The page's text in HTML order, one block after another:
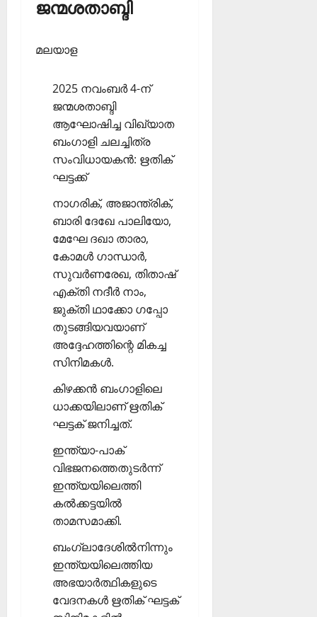
ജന്മശതാബ്ദി
മലയാള
2025 നവംബര്‍ 4-ന്
ജന്മശതാബ്ദി
ആഘോഷിച്ച വിഖ്യാത
ബംഗാളി ചലച്ചിത്ര
സംവിധായകന്‍: ഋതിക്
ഘട്ടക്ക്
നാഗരിക്, അജാന്ത്രിക്,
ബാരി ദേഖേ പാലിയോ,
മേഘേ ദഖാ താരാ,
കോമള്‍ ഗാന്ധാര്‍,
സുവര്‍ണരേഖ, തിതാഷ്
എക്തി നദീര്‍ നാം,
ജുക്തി ഥാക്കോ ഗപ്പോ
തുടങ്ങിയവയാണ്
അദ്ദേഹത്തിന്റെ മികച്ച
സിനിമകള്‍.
കിഴക്കന്‍ ബംഗാളിലെ
ധാക്കയിലാണ് ഋതിക്
ഘട്ടക് ജനിച്ചത്.
ഇന്ത്യാ-പാക്
വിഭജനത്തെതുടര്‍ന്ന്
ഇന്ത്യയിലെത്തി
കല്‍ക്കട്ടയില്‍
താമസമാക്കി.
ബംഗ്ലാദേശില്‍നിന്നും
ഇന്ത്യയിലെത്തിയ
അഭയാര്‍ത്ഥികളുടെ
വേദനകള്‍ ഋതിക് ഘട്ടക്